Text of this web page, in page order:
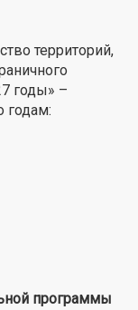
территорий,
годы» –
годам:
программы